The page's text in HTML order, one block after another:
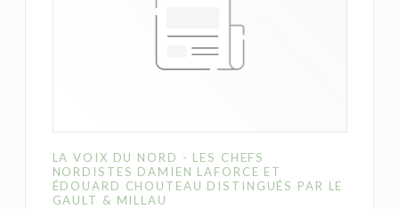
LA VOIX DU NORD - LES CHEFS
NORDISTES DAMIEN LAFORCE ET
ÉDOUARD CHOUTEAU DISTINGUÉS PAR LE
GAULT & MILLAU